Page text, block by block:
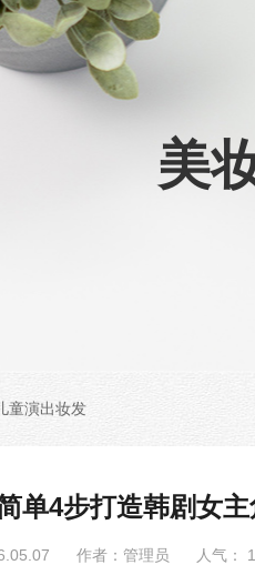
美
童演出妆发
单4步打造韩剧女主
作者：管理员 人气：